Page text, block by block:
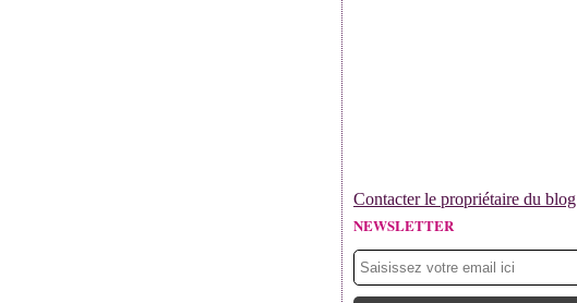
Contacter le propriétaire du blog
NEWSLETTER